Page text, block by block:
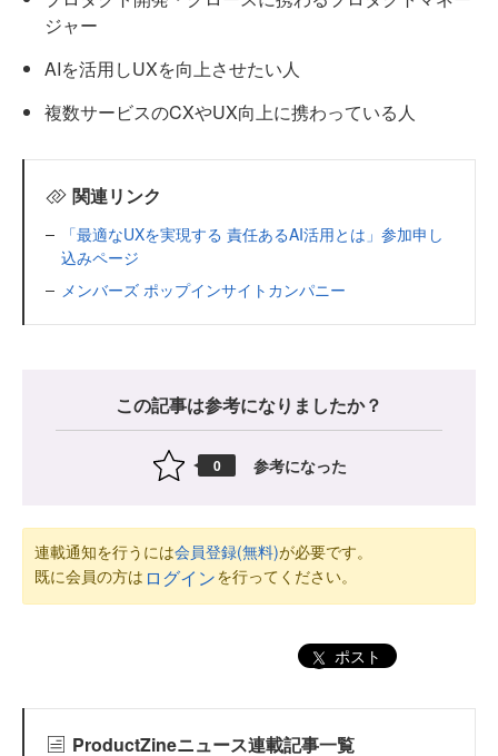
ジャー
AIを活用しUXを向上させたい人
複数サービスのCXやUX向上に携わっている人
関連リンク
「最適なUXを実現する 責任あるAI活用とは」参加申し
込みページ
メンバーズ ポップインサイトカンパニー
この記事は参考になりましたか？
0 参考になった
連載通知を行うには会員登録(無料)が必要です。
既に会員の方は ログインを行ってください。
ポスト
ProductZineニュース連載記事一覧